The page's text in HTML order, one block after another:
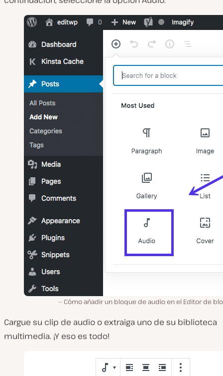
Cómo añadir un bloque de audio en el Editor de
Cargue su clip de audio o extraiga uno de su biblioteca
multimedia. ¡Y eso es todo!